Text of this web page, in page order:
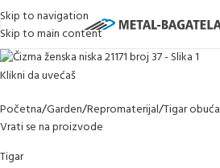
Skip to navigation
Skip to main content
Klikni da uvećaš
Početna Garden Repromaterijal Tigar obuća
Vrati se na proizvode
Tigar